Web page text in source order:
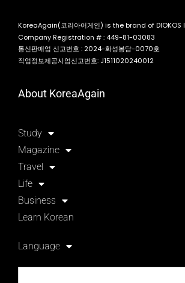
KoreaAgain(코리아어게인) is the brand of DIOKOS
Company Registration # : 449-81-03083
통신판매업 신고번호 : 2024-화성봉담-0070호
직업정보제공사업신고번호: J1511020240012
About KoreaAgain
Study
Magazine
Travel
Life
Business
Learn Korean
Language